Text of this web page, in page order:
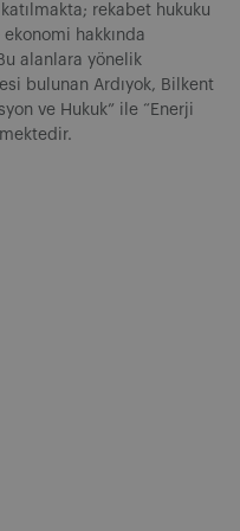
rekabet hukuku
hakkında
alanlara yönelik
bulunan Ardıyok, Bilkent
ve Hukuk” ile “Enerji